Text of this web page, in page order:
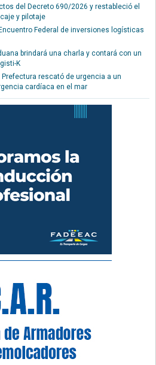
del Decreto 690/2026 y restableció el
y pilotaje
Federal de inversiones logísticas
brindará una charla y contará con un
K
rescató de urgencia a un
cardíaca en el mar